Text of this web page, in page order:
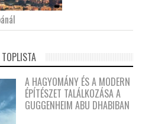
A HAGYOMÁNY ÉS A MODERN
ÉPÍTÉSZET TALÁLKOZÁSA A
GUGGENHEIM ABU DHABIBAN